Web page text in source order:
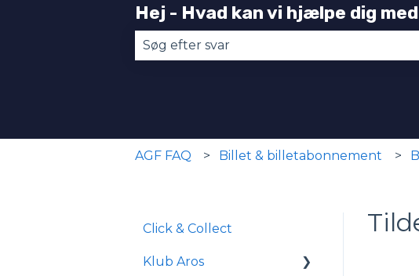
Hej - Hvad kan vi hjælpe dig
AGF FAQ Billet & billetabonnement
Click & Collect
Klub Aros